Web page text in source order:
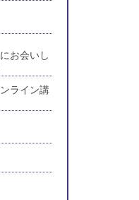
お会いし
ライン講